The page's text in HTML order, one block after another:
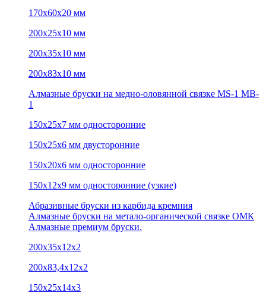
170х60х20 мм
200х25х10 мм
200х35х10 мм
200х83х10 мм
Алмазные бруски на медно-оловянной связке MS-1 MB-
1
150х25х7 мм односторонние
150х25х6 мм двусторонние
150х20х6 мм односторонние
150х12х9 мм односторонние (узкие)
Абразивные бруски из карбида кремния
Алмазные бруски на метало-органической связке ОМК
Алмазные премиум бруски.
200х35х12х2
200х83,4х12х2
150х25х14х3